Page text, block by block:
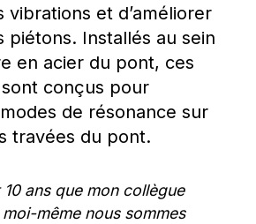
vibrations et d’améliorer
piétons. Installés au sein
en acier du pont, ces
conçus pour
de résonance sur
travées du pont.
10 ans que mon collègue
même nous sommes